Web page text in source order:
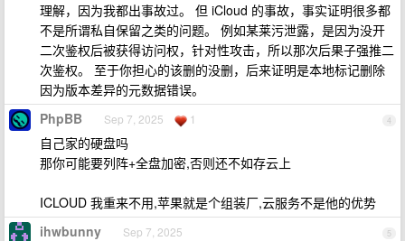
理解，因为我都出事故过。 但 iCloud 的事故，事实证明很多都
不是所谓私自保留之类的问题。 例如某莱污泄露，是因为没开
二次鉴权后被获得访问权，针对性攻击，所以那次后果子强推二
次鉴权。 至于你担心的该删的没删，后来证明是本地标记删除
因为版本差异的元数据错误。
4
PhpBB Sep 7, 2025 1
自己家的硬盘吗
那你可能要列阵+全盘加密,否则还不如存云上
ICLOUD 我重来不用,苹果就是个组装厂,云服务不是他的优势
5
ihwbunny Sep 7, 2025